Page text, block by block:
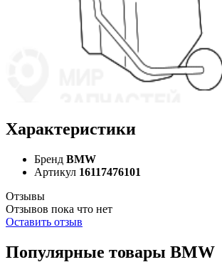
Характеристики
Бренд BMW
Артикул 16117476101
Отзывы
Отзывов пока что нет
Оставить отзыв
Популярные товары BMW